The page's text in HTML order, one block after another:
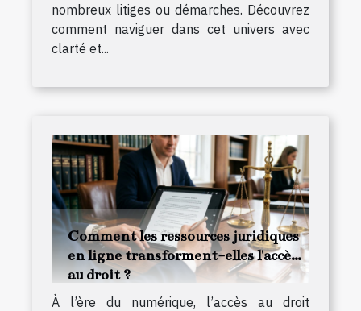
nombreux litiges ou démarches. Découvrez
comment naviguer dans cet univers avec
clarté et...
Comment les ressources juridiques
en ligne transforment-elles l'accès
au droit ?
À l’ère du numérique, l’accès au droit